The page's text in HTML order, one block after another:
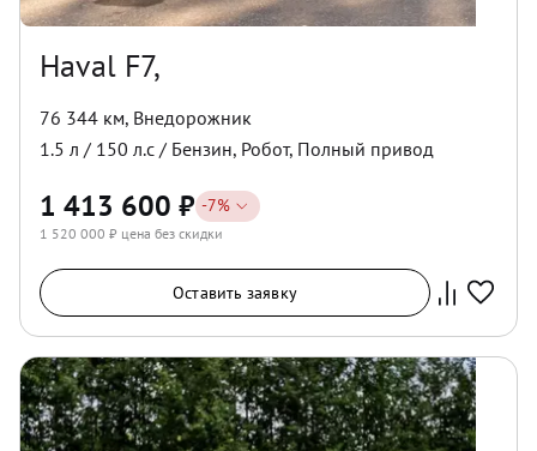
Haval F7,
76 344 км, Внедорожник
1.5 л / 150 л.с / Бензин, Робот, Полный привод
1 413 600 ₽ -7%
1 520 000 ₽ цена без скидки
Оставить заявку